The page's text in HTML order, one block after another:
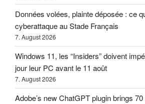
Données volées, plainte déposée : ce
cyberattaque au Stade Français
7. August 2026
Windows 11, les “Insiders” doivent
jour leur PC avant le 11 août
7. August 2026
Adobe’s new ChatGPT plugin brings